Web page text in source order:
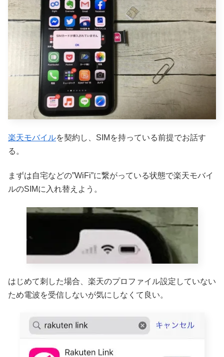
楽天モバイルを契約し、SIMを持っている前提でお話す
る。
まずは自宅などの”WiFi”に繋がっている状態で楽天モバイ
ルのSIMに入れ替えよう。
はじめて刺した場合、楽天のプロファイル設定していない
ため電波を受信しないが気にしなくて良い。